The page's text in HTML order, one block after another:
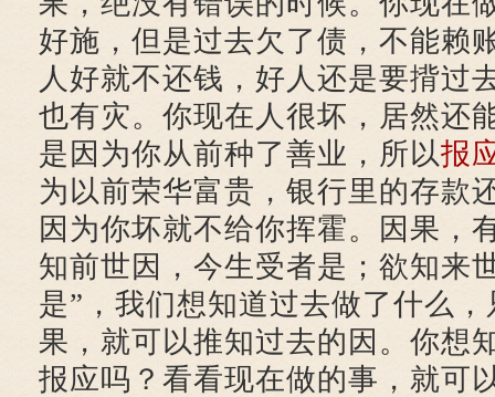
好施，但是过去欠了债，不能赖
人好就不还钱，好人还是要揹过
也有灾。你现在人很坏，居然还
是因为你从前种了善业，所以报
为以前荣华富贵，银行里的存款
因为你坏就不给你挥霍。因果，
知前世因，今生受者是；欲知来
是”，我们想知道过去做了什么
果，就可以推知过去的因。你想
报应吗？看看现在做的事，就可